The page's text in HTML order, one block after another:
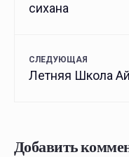
сихана
СЛЕДУЮЩАЯ
Летняя Школа
Добавить